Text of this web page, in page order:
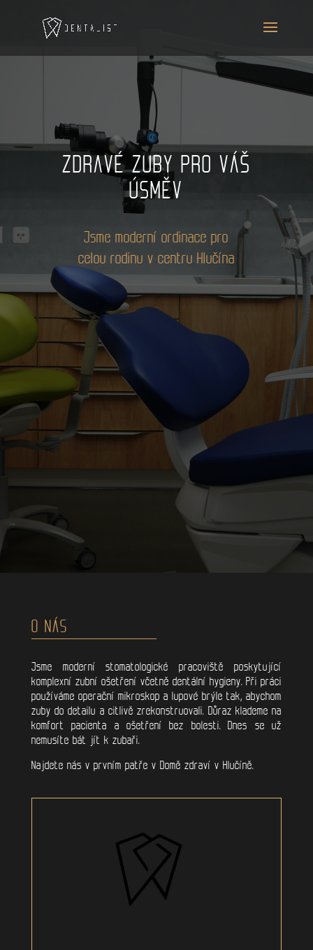
ZDRAVÉ ZUBY PRO VÁŠ
ÚSMĚV
Jsme moderní ordinace pro
celou rodinu v centru Hlučína
O NÁS
Jsme moderní stomatologické pracoviště poskytující
komplexní zubní ošetření včetně dentální hygieny. Při práci
používáme operační mikroskop a lupové brýle tak, abychom
zuby do detailu a citlivě zrekonstruovali. Důraz klademe na
komfort pacienta a ošetření bez bolesti. Dnes se už
nemusíte bát jít k zubaři.
Najdete nás v prvním patře v Domě zdraví v Hlučíně.